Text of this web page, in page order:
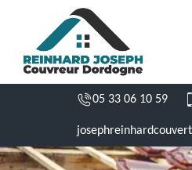
05 33 06 10 59